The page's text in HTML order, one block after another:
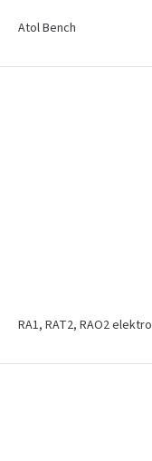
Atol Bench
RA1, RAT2, RAO2 elektro